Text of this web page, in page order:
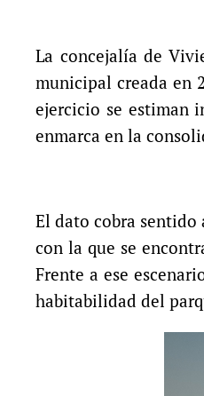
La concejalía de
municipal creada en
ejercicio se estiman
enmarca en la
El dato cobra sentido
con la que se
Frente a ese
habitabilidad del